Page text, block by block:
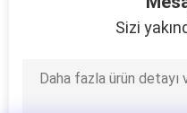
Sizi